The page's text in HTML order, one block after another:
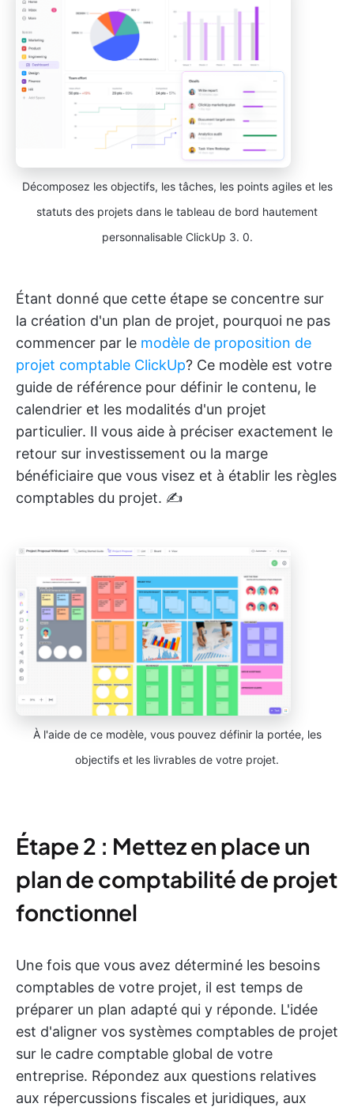
Décomposez les objectifs, les tâches, les points agiles et les
statuts des projets dans le tableau de bord hautement
personnalisable ClickUp 3. 0.
Étant donné que cette étape se concentre sur
la création d'un plan de projet, pourquoi ne pas
commencer par le modèle de proposition de
projet comptable ClickUp? Ce modèle est votre
guide de référence pour définir le contenu, le
calendrier et les modalités d'un projet
particulier. Il vous aide à préciser exactement le
retour sur investissement ou la marge
bénéficiaire que vous visez et à établir les règles
comptables du projet. ✍️
À l'aide de ce modèle, vous pouvez définir la portée, les
objectifs et les livrables de votre projet.
Étape 2 : Mettez en place un
plan de comptabilité de projet
fonctionnel
Une fois que vous avez déterminé les besoins
comptables de votre projet, il est temps de
préparer un plan adapté qui y réponde. L'idée
est d'aligner vos systèmes comptables de projet
sur le cadre comptable global de votre
entreprise. Répondez aux questions relatives
aux répercussions fiscales et juridiques, aux